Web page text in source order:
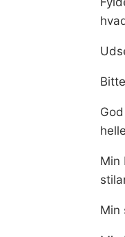
Min
Min